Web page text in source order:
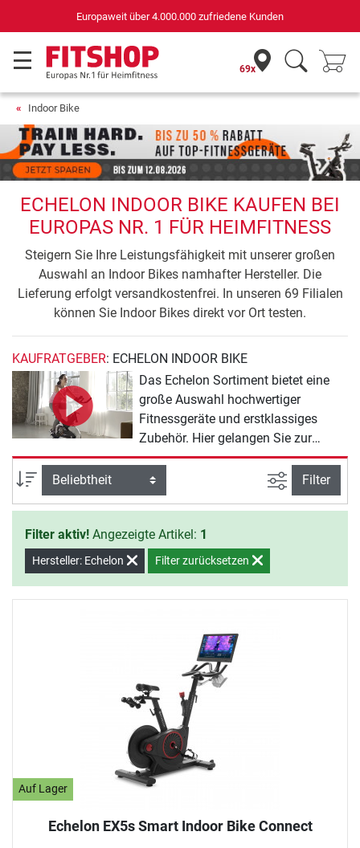
Europaweit über 4.000.000 zufriedene Kunden
69x
Indoor Bike
ECHELON INDOOR BIKE KAUFEN BEI
EUROPAS NR. 1 FÜR HEIMFITNESS
Steigern Sie Ihre Leistungsfähigkeit mit unserer großen
Auswahl an Indoor Bikes namhafter Hersteller. Die
Lieferung erfolgt versandkostenfrei. In unseren 69 Filialen
können Sie Indoor Bikes direkt vor Ort testen.
KAUFRATGEBER: ECHELON INDOOR BIKE
Das Echelon Sortiment bietet eine
große Auswahl hochwertiger
Fitnessgeräte und erstklassiges
Zubehör. Hier gelangen Sie zur
Übersicht über das gesamte Echelon
Indoor Bike Sortiment:
Sortierung Ansicht
Filter
Filter aktiv! Angezeigte Artikel: 1
Hersteller: Echelon Filter zurücksetzen
Auf Lager
Echelon EX5s Smart Indoor Bike Connect